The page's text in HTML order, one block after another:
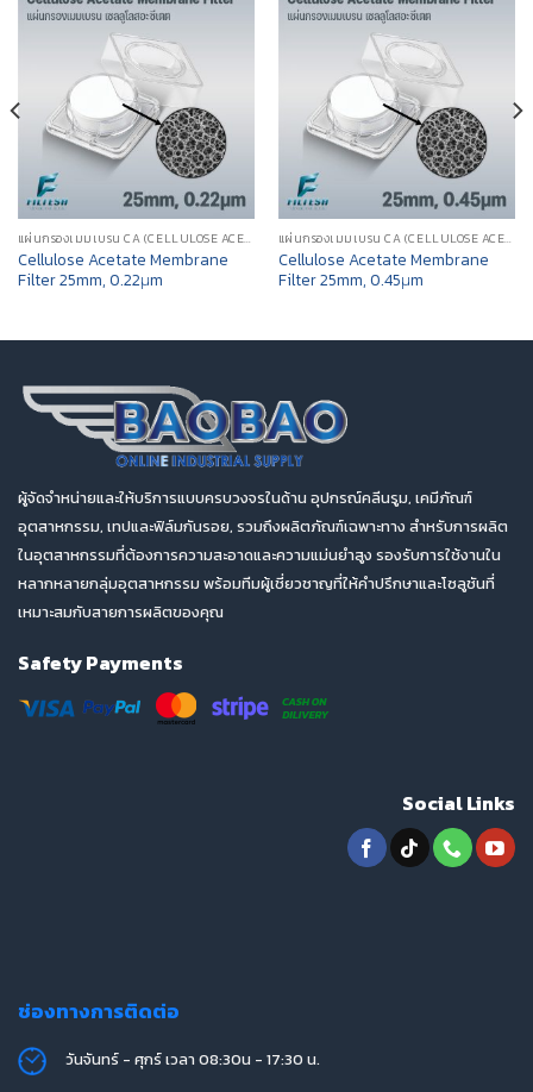
แผ่นกรองเมมเบรน CA (CELLULOSE ACETATE MEMBRANE FILTER)
Cellulose Acetate Membrane
Filter 25mm, 0.22μm
แผ่นกรองเมมเบรน CA (CELLULOSE ACETATE MEMBRANE FILTER)
Cellulose Acetate Membrane
Filter 25mm, 0.45μm
ผู้จัดจำหน่ายและให้บริการแบบครบวงจรในด้าน อุปกรณ์คลีนรูม, เคมีภัณฑ์
อุตสาหกรรม, เทปและฟิล์มกันรอย, รวมถึงผลิตภัณฑ์เฉพาะทาง สำหรับการผลิต
ในอุตสาหกรรมที่ต้องการความสะอาดและความแม่นยำสูง รองรับการใช้งานใน
หลากหลายกลุ่มอุตสาหกรรม พร้อมทีมผู้เชี่ยวชาญที่ให้คำปรึกษาและโซลูชันที่
เหมาะสมกับสายการผลิตของคุณ
Safety Payments
Social Links
ช่องทางการติดต่อ
วันจันทร์ - ศุกร์ เวลา 08:30น - 17:30 น.